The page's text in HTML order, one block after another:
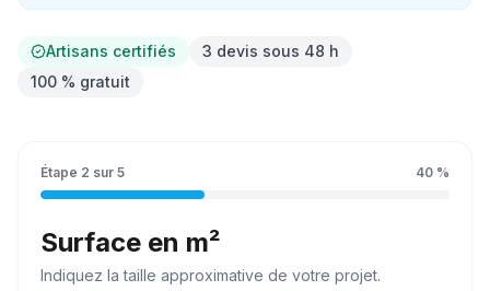
Artisans certifiés
3 devis sous 48 h
100 % gratuit
Étape 2 sur 5 40 %
Surface en m²
Indiquez lataille approximative de votre projet.